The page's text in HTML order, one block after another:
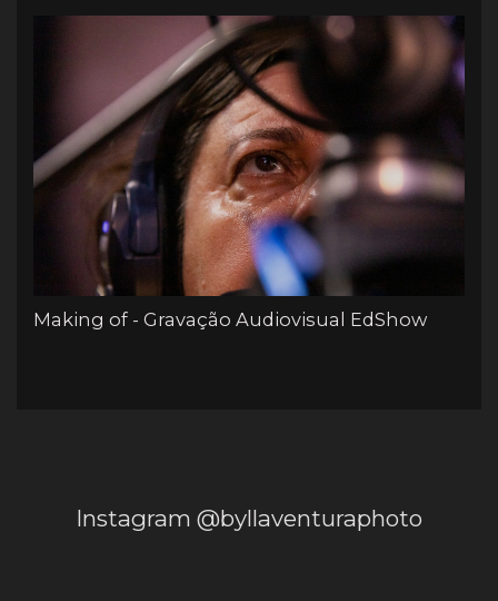
Making of - Gravação Audiovisual EdShow
Instagram @byllaventuraphoto